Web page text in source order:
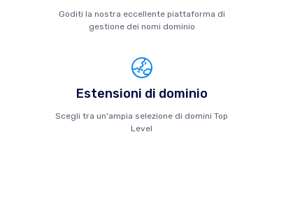
Goditi la nostra eccellente piattaforma di
gestione dei nomi dominio
Estensioni di dominio
Scegli tra un'ampia selezione di domini Top
Level